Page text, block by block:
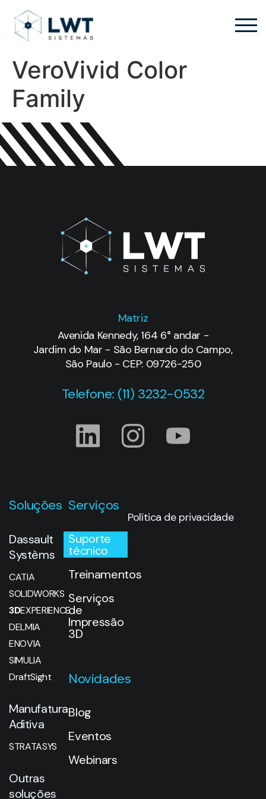
VeroVivid Color
Family
Matriz
Avenida Kennedy, 164 6° andar -
Jardim do Mar - São Bernardo do Campo,
São Paulo - CEP: 09726-250
Telefone: (11) 3232-0532
Soluções
Dassault
Systèms
CATIA
SOLIDWORKS
3DEXPERIENCE
DELMIA
ENOVIA
SIMULIA
DraftSight
Manufatura
Aditiva
STRATASYS
Outras
soluções
Serviços
Suporte
técnico
Treinamentos
Serviços
de
Impressão
3D
Novidades
Blog
Eventos
Webinars
Política de privacidade